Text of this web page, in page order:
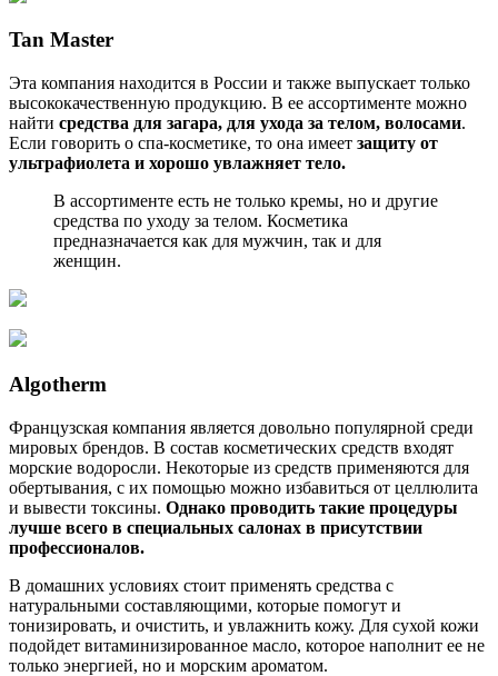
Tan Master
Эта компания находится в России и также выпускает только
высококачественную продукцию. В ее ассортименте можно
найти средства для загара, для ухода за телом, волосами.
Если говорить о спа-косметике, то она имеет защиту от
ультрафиолета и хорошо увлажняет тело.
В ассортименте есть не только кремы, но и другие
средства по уходу за телом. Косметика
предназначается как для мужчин, так и для
женщин.
Algotherm
Французская компания является довольно популярной среди
мировых брендов. В состав косметических средств входят
морские водоросли. Некоторые из средств применяются для
обертывания, с их помощью можно избавиться от целлюлита
и вывести токсины. Однако проводить такие процедуры
лучше всего в специальных салонах в присутствии
профессионалов.
В домашних условиях стоит применять средства с
натуральными составляющими, которые помогут и
тонизировать, и очистить, и увлажнить кожу. Для сухой кожи
подойдет витаминизированное масло, которое наполнит ее не
только энергией, но и морским ароматом.